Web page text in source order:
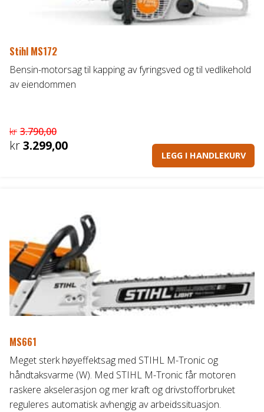
Stihl MS172
Bensin-motorsag til kapping av fyringsved og til vedlikehold
av eiendommen
kr 3.790,00
Opprinnelig
kr3.299,00
LEGG I HANDLEKURV
MS661
Meget sterk høyeffektsag med STIHL M-Tronic og
håndtaksvarme (W). Med STIHL M-Tronic får motoren
raskere akselerasjon og mer kraft og drivstofforbruket
reguleres automatisk avhengig av arbeidssituasjon.